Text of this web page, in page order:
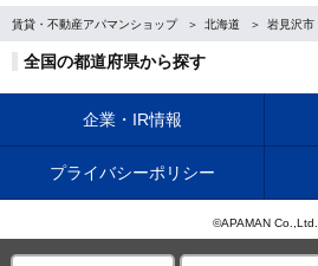
賃貸・不動産アパマンショップ 北海道 岩見沢市
全国の都道府県から探す
企業・IR情報
プライバシーポリシー
©APAMAN Co.,Ltd.